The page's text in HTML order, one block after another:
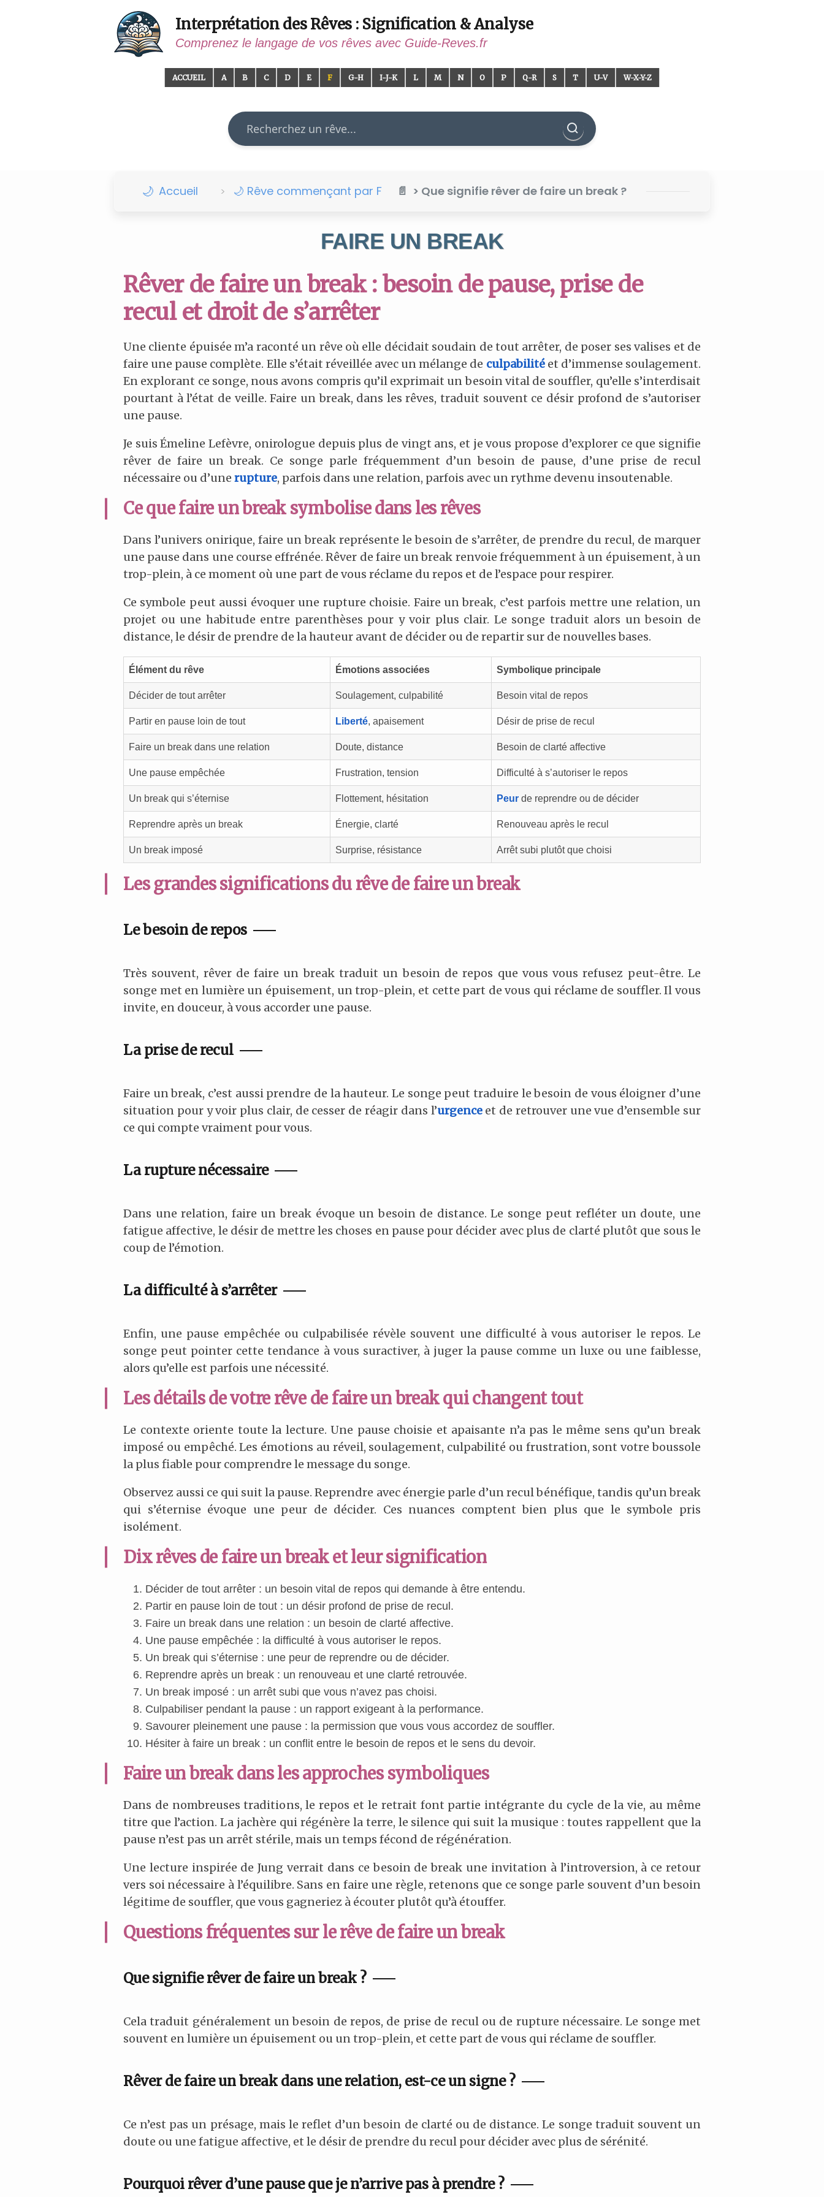
Interprétation des Rêves : Signification & Analyse
Comprenez le langage de vos rêves avec Guide-Reves.fr
ACCUEIL A B C D E F G-H I-J-K L M N O P Q-R S T U-V W-X-Y-Z
Rechercher
Accueil 🌙 Rêve commençant par F > Que signifie rêver de faire un break ?
FAIRE UN BREAK
Rêver de faire un break : besoin de pause, prise de
recul et droit de s’arrêter
Une cliente épuisée m’a raconté un rêve où elle décidait soudain de tout arrêter, de poser ses valises et de
faire une pause complète. Elle s’était réveillée avec un mélange de culpabilitéet d’immense soulagement.
En explorant ce songe, nous avons compris qu’il exprimait un besoin vital de souffler, qu’elle s’interdisait
pourtant à l’état de veille. Faire un break, dans les rêves, traduit souvent ce désir profond de s’autoriser
une pause.
Je suis Émeline Lefèvre, onirologue depuis plus de vingt ans, et je vous propose d’explorer ce que signifie
rêver de faire un break. Ce songe parle fréquemment d’un besoin de pause, d’une prise de recul
nécessaire ou d’une rupture, parfois dans une relation, parfois avec un rythme devenu insoutenable.
Ce que faire un break symbolise dans les rêves
Dans l’univers onirique, faire un break représente le besoin de s’arrêter, de prendre du recul, de marquer
une pause dans une course effrénée. Rêver de faire un break renvoie fréquemment à un épuisement, à un
trop-plein, à ce moment où une part de vous réclame du repos et de l’espace pour respirer.
Ce symbole peut aussi évoquer une rupture choisie. Faire un break, c’est parfois mettre une relation, un
projet ou une habitude entre parenthèses pour y voir plus clair. Le songe traduit alors un besoin de
distance, le désir de prendre de la hauteur avant de décider ou de repartir sur de nouvelles bases.
Élément du rêve Émotions associées Symbolique principale
Décider de tout arrêter Soulagement, culpabilité Besoin vital de repos
Partir en pause loin de tout Liberté, apaisement Désir de prise de recul
Faire un break dans une relation Doute, distance Besoin de clarté affective
Une pause empêchée Frustration, tension Difficulté à s’autoriser le repos
Un break qui s’éternise Flottement, hésitation Peur de reprendre ou de décider
Reprendre après un break Énergie, clarté Renouveau après le recul
Un break imposé Surprise, résistance Arrêt subi plutôt que choisi
Les grandes significations du rêve de faire un break
Le besoin de repos
Très souvent, rêver de faire un break traduit un besoin de repos que vous vous refusez peut-être. Le
songe met en lumière un épuisement, un trop-plein, et cette part de vous qui réclame de souffler. Il vous
invite, en douceur, à vous accorder une pause.
La prise de recul
Faire un break, c’est aussi prendre de la hauteur. Le songe peut traduire le besoin de vous éloigner d’une
situation pour y voir plus clair, de cesser de réagir dans l’urgenceet de retrouver une vue d’ensemble sur
ce qui compte vraiment pour vous.
La rupture nécessaire
Dans une relation, faire un break évoque un besoin de distance. Le songe peut refléter un doute, une
fatigue affective, le désir de mettre les choses en pause pour décider avec plus de clarté plutôt que sous le
coup de l’émotion.
La difficulté à s’arrêter
Enfin, une pause empêchée ou culpabilisée révèle souvent une difficulté à vous autoriser le repos. Le
songe peut pointer cette tendance à vous suractiver, à juger la pause comme un luxe ou une faiblesse,
alors qu’elle est parfois une nécessité.
Les détails de votre rêve de faire un break qui changent tout
Le contexte oriente toute la lecture. Une pause choisie et apaisante n’a pas le même sens qu’un break
imposé ou empêché. Les émotions au réveil, soulagement, culpabilité ou frustration, sont votre boussole
la plus fiable pour comprendre le message du songe.
Observez aussi ce qui suit la pause. Reprendre avec énergie parle d’un recul bénéfique, tandis qu’un break
qui s’éternise évoque une peur de décider. Ces nuances comptent bien plus que le symbole pris
isolément.
Dix rêves de faire un break et leur signification
Décider de tout arrêter : un besoin vital de repos qui demande à être entendu.
Partir en pause loin de tout : un désir profond de prise de recul.
Faire un break dans une relation : un besoin de clarté affective.
Une pause empêchée : la difficulté à vous autoriser le repos.
Un break qui s’éternise : une peur de reprendre ou de décider.
Reprendre après un break : un renouveau et une clarté retrouvée.
Un break imposé : un arrêt subi que vous n’avez pas choisi.
Culpabiliser pendant la pause : un rapport exigeant à la performance.
Savourer pleinement une pause : la permission que vous vous accordez de souffler.
Hésiter à faire un break : un conflit entre le besoin de repos et le sens du devoir.
Faire un break dans les approches symboliques
Dans de nombreuses traditions, le repos et le retrait font partie intégrante du cycle de la vie, au même
titre que l’action. La jachère qui régénère la terre, le silence qui suit la musique : toutes rappellent que la
pause n’est pas un arrêt stérile, mais un temps fécond de régénération.
Une lecture inspirée de Jung verrait dans ce besoin de break une invitation à l’introversion, à ce retour
vers soi nécessaire à l’équilibre. Sans en faire une règle, retenons que ce songe parle souvent d’un besoin
légitime de souffler, que vous gagneriez à écouter plutôt qu’à étouffer.
Questions fréquentes sur le rêve de faire un break
Que signifie rêver de faire un break ?
Cela traduit généralement un besoin de repos, de prise de recul ou de rupture nécessaire. Le songe met
souvent en lumière un épuisement ou un trop-plein, et cette part de vous qui réclame de souffler.
Rêver de faire un break dans une relation, est-ce un signe ?
Ce n’est pas un présage, mais le reflet d’un besoin de clarté ou de distance. Le songe traduit souvent un
doute ou une fatigue affective, et le désir de prendre du recul pour décider avec plus de sérénité.
Pourquoi rêver d’une pause que je n’arrive pas à prendre ?